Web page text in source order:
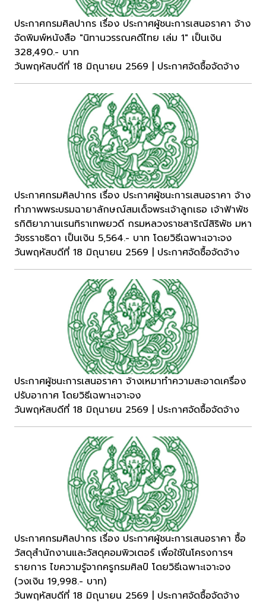
ประกาศกรมศิลปากร เรื่อง ประกาศผู้ชนะการเสนอราคา จ้าง
จัดพิมพ์หนังสือ "นิทานวรรณคดีไทย เล่ม 1" เป็นเงิน
328,490.- บาท
วันพฤหัสบดีที่ 18 มิถุนายน 2569 | ประกาศจัดซื้อจัดจ้าง
ประกาศกรมศิลปากร เรื่อง ประกาศผู้ชนะการเสนอราคา จ้าง
ทำภาพพระบรมฉายาลักษณ์สมเด็จพระเจ้าลูกเธอ เจ้าฟ้าพัช
รกิติยาภานเรนทิราเทพยวดี กรมหลวงราชสาริณีสิริพัช มหา
วัชรราชธิดา เป็นเงิน 5,564.- บาท โดยวิธีเฉพาะเจาะจง
วันพฤหัสบดีที่ 18 มิถุนายน 2569 | ประกาศจัดซื้อจัดจ้าง
ประกาศผู้ชนะการเสนอราคา จ้างเหมาทำความสะอาดเครื่อง
ปรับอากาศ โดยวิธีเฉพาะเจาะจง
วันพฤหัสบดีที่ 18 มิถุนายน 2569 | ประกาศจัดซื้อจัดจ้าง
ประกาศกรมศิลปากร เรื่อง ประกาศผู้ชนะการเสนอราคา ซื้อ
วัสดุสำนักงานและวัสดุคอมพิวเตอร์ เพื่อใช้ในโครงการฯ
รายการ ไขความรู้จากครูกรมศิลป์ โดยวิธีเฉพาะเจาะจง
(วงเงิน 19,998.- บาท)
วันพฤหัสบดีที่ 18 มิถุนายน 2569 | ประกาศจัดซื้อจัดจ้าง